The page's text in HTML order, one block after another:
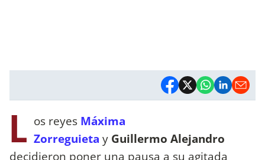
L os reyes Máxima
Zorreguieta y Guillermo Alejandro
decidieron poner una pausa a su agitada